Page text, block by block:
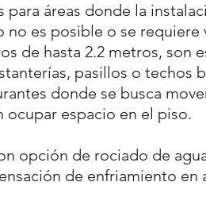
para áreas donde la
no es posible o se requiere
de hasta 2.2 metros, son
pasillos o techos
donde se busca
ocupar espacio en el piso.
opción de rociado de
de enfriamiento en